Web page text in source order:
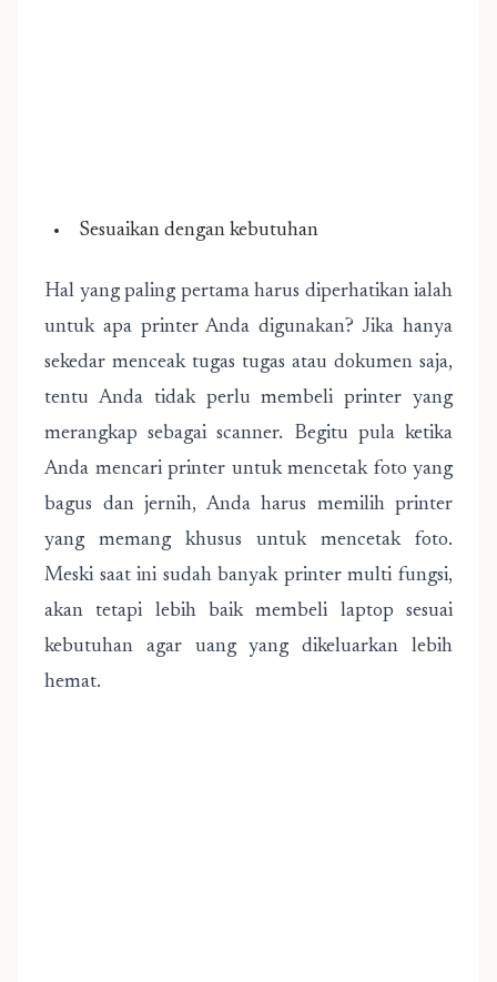
Sesuaikan dengan kebutuhan
Hal yang paling pertama harus diperhatikan ialah
untuk apa printer Anda digunakan? Jika hanya
sekedar menceak tugas tugas atau dokumen saja,
tentu Anda tidak perlu membeli printer yang
merangkap sebagai scanner. Begitu pula ketika
Anda mencari printer untuk mencetak foto yang
bagus dan jernih, Anda harus memilih printer
yang memang khusus untuk mencetak foto.
Meski saat ini sudah banyak printer multi fungsi,
akan tetapi lebih baik membeli laptop sesuai
kebutuhan agar uang yang dikeluarkan lebih
hemat.